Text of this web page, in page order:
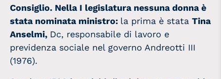
Consiglio. Nella I legislatura nessuna donna è
stata nominata ministro: la prima è stata Tina
Anselmi, Dc, responsabile di lavoro e
previdenza sociale nel governo Andreotti III
(1976).